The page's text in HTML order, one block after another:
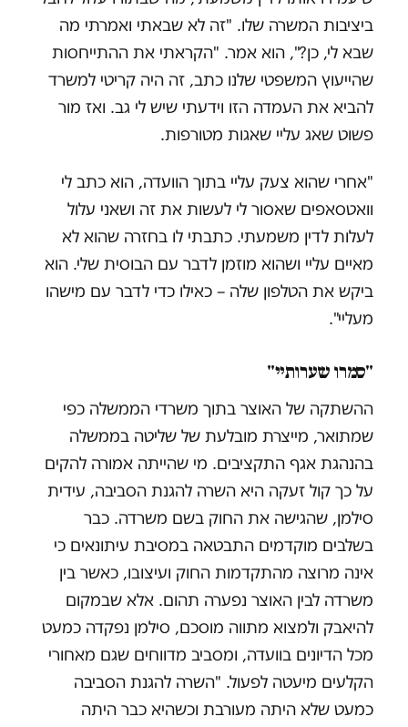
ביציבות המשרה שלו. "זה לא שבאתי ואמרתי מה
שבא לי, כן?", הוא אמר. "הקראתי את ההתייחסות
שהייעוץ המשפטי שלנו כתב, זה היה קריטי למשרד
להביא את העמדה הזו וידעתי שיש לי גב. ואז מור
פשוט שאג עליי שאגות מטורפות.
"אחרי שהוא צעק עליי בתוך הוועדה, הוא כתב לי
וואטסאפים שאסור לי לעשות את זה ושאני עלול
לעלות לדין משמעתי. כתבתי לו בחזרה שהוא לא
מאיים עליי ושהוא מוזמן לדבר עם הבוסית שלי. הוא
ביקש את הטלפון שלה – כאילו כדי לדבר עם מישהו
מעליי".
"סמרו שערותיי"
ההשתקה של האוצר בתוך משרדי הממשלה כפי
שמתואר, מייצרת מובלעת של שליטה בממשלה
בהנהגת אגף התקציבים. מי שהייתה אמורה להקים
על כך קול זעקה היא השרה להגנת הסביבה, עידית
סילמן, שהגישה את החוק בשם משרדה. כבר
בשלבים מוקדמים התבטאה במסיבת עיתונאים כי
אינה מרוצה מהתקדמות החוק ועיצובו, כאשר בין
משרדה לבין האוצר נפערה תהום. אלא שבמקום
להיאבק ולמצוא מתווה מוסכם, סילמן נפקדה כמעט
מכל הדיונים בוועדה, ומסביב מדווחים שגם מאחורי
הקלעים מיעטה לפעול. "השרה להגנת הסביבה
כמעט שלא היתה מעורבת וכשהיא כבר היתה